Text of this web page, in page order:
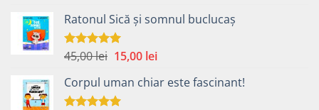
a
fost:
59,00 lei.
este:
Ratonul Sică și somnul buclucaș
Evaluat la
45,00lei Prețul
a
fost:
15,00 leiPrețul
este:
Corpul uman chiar este fascinant!